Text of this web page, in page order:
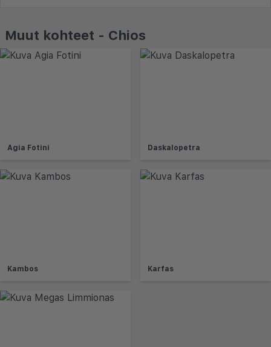
Muut kohteet - Chios
Agia Fotini Daskalopetra
Kambos Karfas